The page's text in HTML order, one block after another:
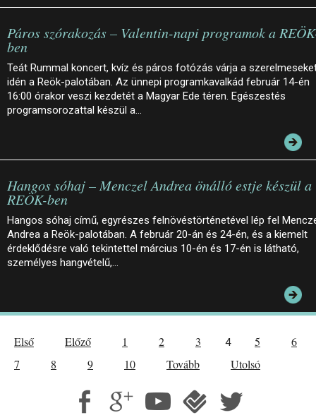
Páros szórakozás – Valentin-napi programok a
ben
Teát Rummal koncert, kvíz és páros fotózás várja a
idén a Reök-palotában. Az ünnepi programkavalkád február 14-én
16:00 órakor veszi kezdetét a Magyar Ede téren. Egészestés
programsorozattal készül a…
Hangos sóhaj – Menczel Andrea önálló estje készül a
REÖK-ben
Hangos sóhaj című, egyrészes felnövéstörténetével lép fel
Andrea a Reök-palotában. A február 20-án és 24-én, és a kiemelt
érdeklődésre való tekintettel március 10-én és 17-én is látható,
személyes hangvételű,…
Első Előző 1 2 3 4 5
6
7
8 9 10 Tovább Utolsó